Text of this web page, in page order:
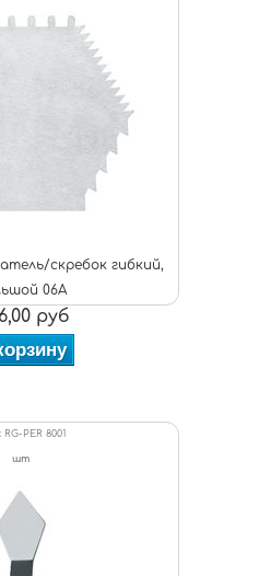
скребок гибкий,
06А
руб
RG-PER 8001
шт